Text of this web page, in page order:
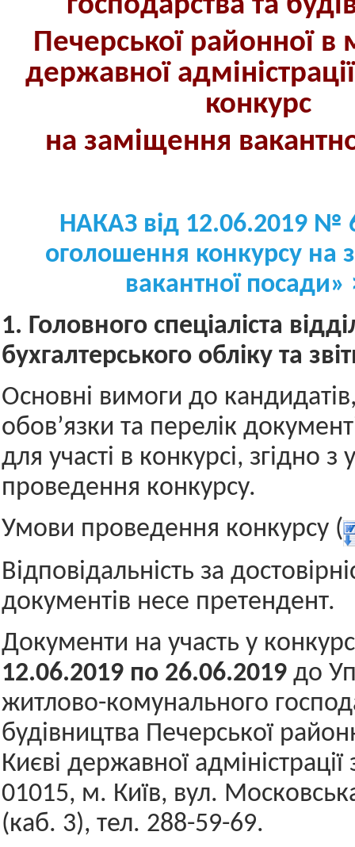
Печерської районної в
державної
конкурс
на заміщення вакант
НАКАЗ від 12.06.2019 №
оголошення конкурсу на
вакантної посади»
1. Головного спеціаліста
бухгалтерського обліку та
Основні вимоги до
обов’язки та перелік
для участі в конкурсі, згідно
проведення конкурсу.
Умови проведення конкурсу (
Відповідальність за
документів несе претендент.
Документи на участь у
12.06.2019по 26.06.2019 до
житлово-комунального
будівництва Печерської
Києві державної
01015, м. Київ, вул.
(каб. 3), тел. 288-59-69.